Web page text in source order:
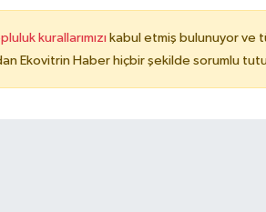
kurallarımızı kabul etmiş bulunuyor ve
Ekovitrin Haber hiçbir şekilde sorumlu